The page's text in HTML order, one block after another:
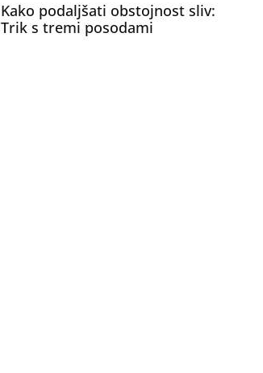
Kako podaljšati obstojnost sliv:
Trik s tremi posodami